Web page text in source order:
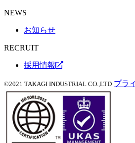
NEWS
お知らせ
RECRUIT
採用情報
©2021 TAKAGI INDUSTRIAL CO.,LTD プラ